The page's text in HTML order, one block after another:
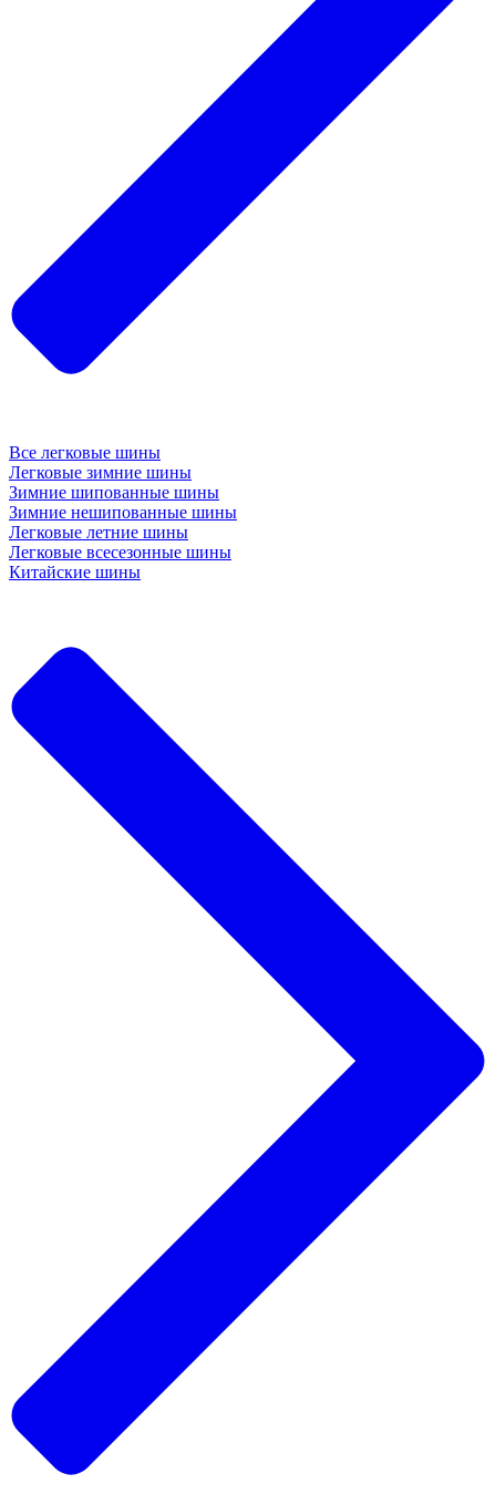
Все легковые шины
Легковые зимние шины
Зимние шипованные шины
Зимние нешипованные шины
Легковые летние шины
Легковые всесезонные шины
Китайские шины